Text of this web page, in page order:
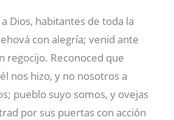
Dios, habitantes de toda la
con alegría; venid ante
regocijo. Reconoced que
nos hizo, y no nosotros a
pueblo suyo somos, y ovejas
por sus puertas con acción